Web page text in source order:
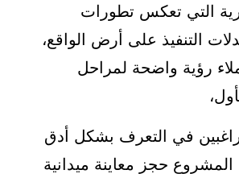
التي تعكس تطورات
التنفيذ على أرض الواقع،
رؤية واضحة لمراحل
في التعرف بشكل أدق
حجز معاينة ميدانية